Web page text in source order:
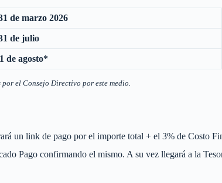
de marzo 2026
de julio
de agosto*
el Consejo Directivo por este medio.
un link de pago por el importe total + el 3% de Costo
Pago confirmando el mismo. A su vez llegará a la